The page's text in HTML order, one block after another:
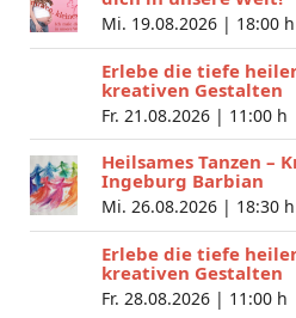
Mi. 19.08.2026 | 18:00 h
Erlebe die tiefe
kreativen Gestalten
Fr. 21.08.2026 | 11:00 h
Heilsames Tanzen –
Ingeburg Barbian
Mi. 26.08.2026 | 18:30 h
Erlebe die tiefe
kreativen Gestalten
Fr. 28.08.2026 | 11:00 h